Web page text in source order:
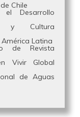
Chile
Desarrollo
y Cultura
Latina
de Revista
Vivir Global
de Aguas